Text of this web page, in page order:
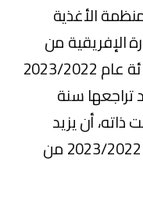
الأغذية
الإفريقية من
الذرة، وذلك بنسبة 16,4 في المائة عام 2023/2022
بعد تراجعها سنة
ذاته، أن يزيد
المغرب مشترياته من الذرة في 2023/2022 من